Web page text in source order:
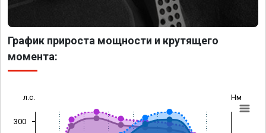
График прироста мощности и крутящего
момента:
л.с. Нм
300